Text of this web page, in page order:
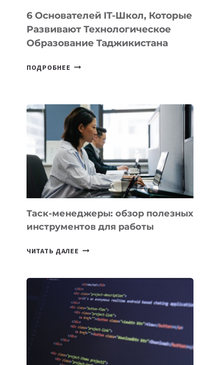
6 Основателей IT-Школ, Которые
Развивают Технологическое
Образование Таджикистана
ПОДРОБНЕЕ 6
КОТОРЫЕ
РАЗВИВАЮТ
ТЕХНОЛОГИЧЕСКОЕ
ОБРАЗОВАНИЕ
ТАДЖИКИСТАНА
Таск-менеджеры: обзор полезных
инструментов для работы
ЧИТАТЬ ДАЛЕЕ ТАСК-
ПОЛЕЗНЫХ
ИНСТРУМЕНТОВ
ДЛЯ
РАБОТЫ